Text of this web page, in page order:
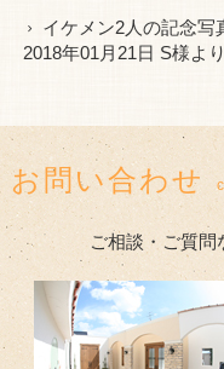
イケメン2人の記念
2018年01月21日 S様より
お問い合わせ
ご相談・ご質問